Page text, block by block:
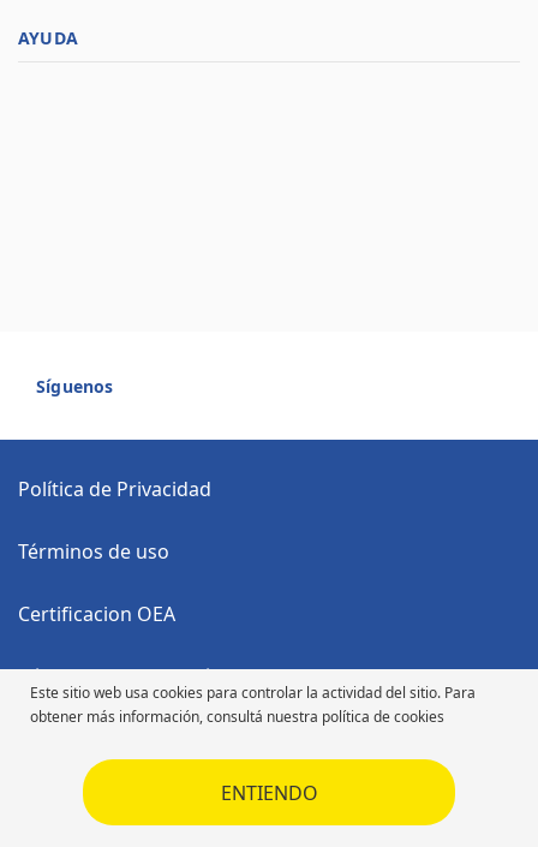
Este sitio web usa cookies para controlar la actividad del sitio. Para
obtener más información, consultá nuestra política de cookies
ENTIENDO
AYUDA
Síguenos
Política de Privacidad
Términos de uso
Certificacion OEA
Código Anticorrupción
Código de Ética